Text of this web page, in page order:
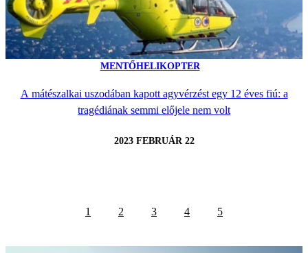
MENTŐHELIKOPTER
A mátészalkai uszodában kapott agyvérzést egy 12 éves fiú: a
tragédiának semmi előjele nem volt
2023 FEBRUÁR 22
1 2 3 4 5